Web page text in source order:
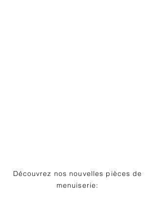
Découvrez nos nouvelles pièces de
menuiserie: